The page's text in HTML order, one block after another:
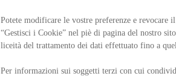
Potete modificare le vostre preferenze e revocare
“Gestisci i Cookie” nel piè di pagina del nostro
liceità del trattamento dei dati effettuato fino a
Per informazioni sui soggetti terzi con cui